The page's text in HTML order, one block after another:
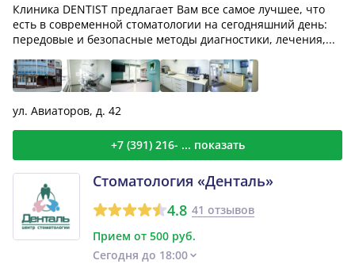
Клиника DENTIST предлагает Вам все самое лучшее, что
есть в современной стоматологии на сегодняшний день:
передовые и безопасные методы диагностики, лечения,...
ул. Авиаторов, д. 42
+7 (391) 216- ... показать
Стоматология «Денталь»
4.8 41 отзывов
Прием от 500 руб.
Сегодня до 18:00